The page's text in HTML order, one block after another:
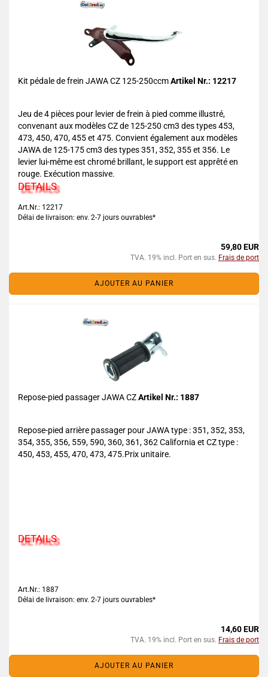
Kit pédale de frein JAWA CZ 125-250ccmArtikel Nr.: 12217
Jeu de 4 pièces pour levier de frein à pied comme illustré,
convenant aux modèles CZ de 125-250 cm3 des types 453,
473, 450, 470, 455 et 475. Convient également aux modèles
JAWA de 125-175 cm3 des types 351, 352, 355 et 356. Le
levier lui-même est chromé brillant, le support est apprêté en
rouge. Exécution massive.
DETAILS
Art.Nr.: 12217
Délai de livraison: env. 2-7 jours ouvrables*
59,80 EUR
TVA. 19% incl. Port en sus. Frais de port
AJOUTER AU PANIER
Repose-pied passager JAWA CZArtikel Nr.: 1887
Repose-pied arrière passager pour JAWA type : 351, 352, 353,
354, 355, 356, 559, 590, 360, 361, 362 California et CZ type :
450, 453, 455, 470, 473, 475.Prix unitaire.
DETAILS
Art.Nr.: 1887
Délai de livraison: env. 2-7 jours ouvrables*
14,60 EUR
TVA. 19% incl. Port en sus. Frais de port
AJOUTER AU PANIER